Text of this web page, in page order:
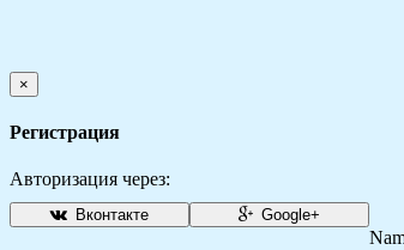
×
Регистрация
Авторизация через:
Вконтакте Google+